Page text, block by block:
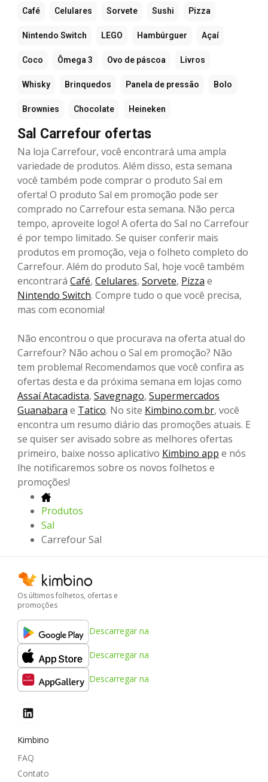
Café Celulares Sorvete Sushi Pizza
Nintendo Switch LEGO Hambúrguer Açaí
Coco Ômega 3 Ovo de páscoa Livros
Whisky Brinquedos Panela de pressão Bolo
Brownies Chocolate Heineken
Sal Carrefour ofertas
Na loja Carrefour, você encontrará uma ampla
variedade de produtos. Além disso, esta semana
você também pode comprar o produto Sal em
oferta! O produto Sal em promoção pode ser
comprado no Carrefour esta semana. Não perca
tempo, aproveite logo! A oferta do Sal no Carrefour
é por tempo limitado. Se quiser conferir mais
produtos em promoção, veja o folheto completo do
Carrefour. Além do produto Sal, hoje você também
encontrará Café, Celulares, Sorvete, Pizza e
Nintendo Switch. Compre tudo o que você precisa,
mas com economia!
Não encontrou o que procurava na oferta atual do
Carrefour? Não achou o Sal em promoção? Não
tem problema! Recomendamos que você confira as
ofertas desta e da próxima semana em lojas como
Assaí Atacadista, Savegnago, Supermercados
Guanabara e Tatico. No site Kimbino.com.br, você
encontra um resumo diário das promoções atuais. E
se quiser ser avisado sobre as melhores ofertas
primeiro, baixe nosso aplicativo Kimbino app e nós
lhe notificaremos sobre os novos folhetos e
promoções!
Produtos
Sal
Carrefour Sal
Os últimos folhetos, ofertas e
promoções
Descarregar na
Descarregar na
Descarregar na
Kimbino
FAQ
Contato